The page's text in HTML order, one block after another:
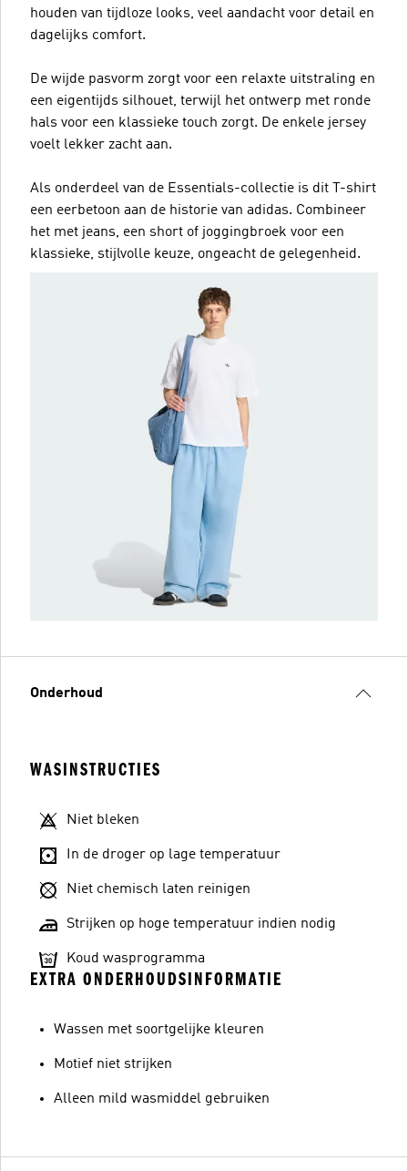
houden van tijdloze looks, veel aandacht voor detail en
dagelijks comfort.
De wijde pasvorm zorgt voor een relaxte uitstraling en
een eigentijds silhouet, terwijl het ontwerp met ronde
hals voor een klassieke touch zorgt. De enkele jersey
voelt lekker zacht aan.
Als onderdeel van de Essentials-collectie is dit T-shirt
een eerbetoon aan de historie van adidas. Combineer
het met jeans, een short of joggingbroek voor een
klassieke, stijlvolle keuze, ongeacht de gelegenheid.
Onderhoud
WASINSTRUCTIES
Niet bleken
In de droger op lage temperatuur
Niet chemisch laten reinigen
Strijken op hoge temperatuur indien nodig
Koud wasprogramma
EXTRA ONDERHOUDSINFORMATIE
Wassen met soortgelijke kleuren
Motief niet strijken
Alleen mild wasmiddel gebruiken